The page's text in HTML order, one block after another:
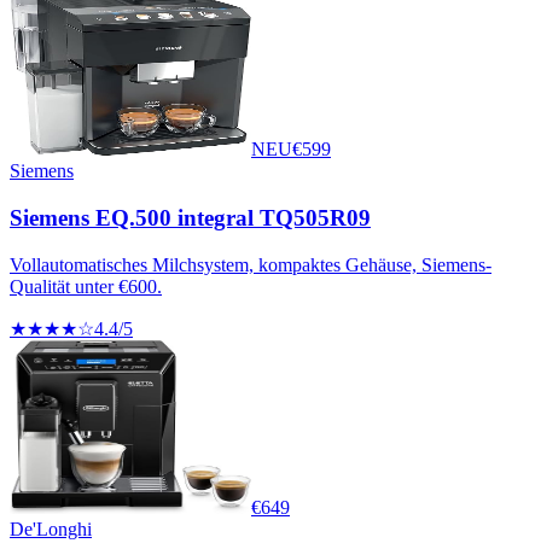
NEU€599
Siemens
Siemens EQ.500 integral TQ505R09
Vollautomatisches Milchsystem, kompaktes Gehäuse, Siemens-
Qualität unter €600.
★★★★☆4.4/5
€649
De'Longhi